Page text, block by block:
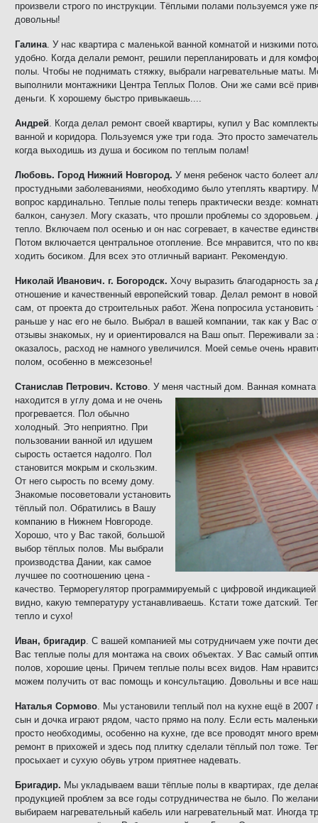
произвели строго по инструкции. Тёплыми полами пользуемся уже
довольны!
Галина. У нас квартира с маленькой ванной комнатой и низкими
удобно. Когда делали ремонт, решили перепланировать и для
полы. Чтобы не поднимать стяжку, выбрали нагревательные маты.
выполнили монтажники Центра Теплых Полов. Они же сами всё
деньги. К хорошему быстро привыкаешь....
Андрей. Когда делал ремонт своей квартиры, купил у Вас
ванной и коридора. Пользуемся уже три года. Это просто
когда выходишь из душа и босиком по теплым полам!
Любовь. Город Нижний Новгород. У меня ребенок часто болеет
простудными заболеваниями, необходимо было утеплять
вопрос кардинально. Теплые полы теперь практически везде:
балкон, санузел. Могу сказать, что прошли проблемы со здоровьем.
тепло. Включаем пол осенью и он нас согревает, в качестве
Потом включается центральное отопление. Все мнравится, что по
ходить босиком. Для всех это отличный вариант. Рекомендую.
Николай Иванович. г. Богородск. Хочу выразить благодарность за
отношение и качественный европейский товар. Делал ремонт в новой
сам, от проекта до строительных работ. Жена попросила
раньше у нас его не было. Выбрал в вашей компании, так как у Вас
отзывы знакомых, ну и ориентировался на Ваш опыт. Переживали за
оказалось, расход не намного увеличился. Моей семье очень
полом, особенно в межсезонье!
Станислав Петрович. Кстово. У меня частный дом. Ванная
находится в углу дома и не очень
прогревается. Пол обычно
холодный. Это неприятно. При
пользовании ванной ил идушем
сырость остается надолго. Пол
становится мокрым и скользким.
От него сырость по всему дому.
Знакомые посоветовали установить
тёплый пол. Обратились в Вашу
компанию в Нижнем Новгороде.
Хорошо, что у Вас такой, большой
выбор тёплых полов. Мы выбрали
производства Дании, как самое
лучшее по соотношению цена -
качество. Терморегулятор программируемый с цифровой
видно, какую температуру устанавливаешь. Кстати тоже датский.
тепло и сухо!
Иван, бригадир. С вашей компанией мы сотрудничаем уже почти
Вас теплые полы для монтажа на своих объектах. У Вас самый
полов, хорошие цены. Причем теплые полы всех видов. Нам
можем получить от вас помощь и консультацию. Довольны и все
Наталья Сормово. Мы установили теплый пол на кухне ещё в 2007
сын и дочка играют рядом, часто прямо на полу. Если есть
просто необходимы, особенно на кухне, где все проводят много
ремонт в прихожей и здесь под плитку сделали тёплый пол тоже.
просыхает и сухую обувь утром приятнее надевать.
Бригадир. Мы укладываем ваши тёплые полы в квартирах, где
продукцией проблем за все годы сотрудничества не было. По
выбираем нагревательный кабель или нагревательный мат. Иногда